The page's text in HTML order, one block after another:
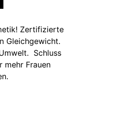
Zertifizierte
Gleichgewicht.
Schluss
mehr Frauen